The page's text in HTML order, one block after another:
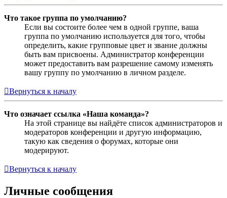
Что такое группа по умолчанию?
Если вы состоите более чем в одной группе, ваша
группа по умолчанию используется для того, чтобы
определить, какие групповые цвет и звание должны
быть вам присвоены. Администратор конференции
может предоставить вам разрешение самому изменять
вашу группу по умолчанию в личном разделе.
Вернуться к началу
Что означает ссылка «Наша команда»?
На этой странице вы найдёте список администраторов и
модераторов конференции и другую информацию,
такую как сведения о форумах, которые они
модерируют.
Вернуться к началу
Личные сообщения